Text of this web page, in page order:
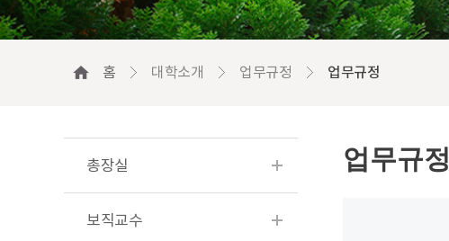
홈 대학소개 업무규정 업무규정
총장실
보직교수
업무규정